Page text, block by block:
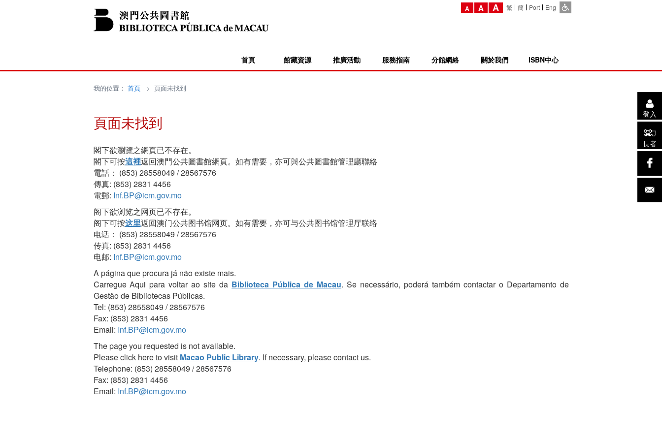
A A A 繁 簡 Port Eng
首頁 館藏資源 推廣活動 服務指南 分館網絡 關於我們 ISBN中心
登入
長者
我的位置： 首頁> 頁面未找到
頁面未找到
閣下欲瀏覽之網頁已不存在。
閣下可按這裡返回澳門公共圖書館網頁。如有需要，亦可與公共圖書館管理廳聯絡
電話： (853) 28558049 / 28567576
傳真: (853) 2831 4456
電郵: Inf.BP@icm.gov.mo
阁下欲浏览之网页已不存在。
阁下可按这里返回澳门公共图书馆网页。如有需要，亦可与公共图书馆管理厅联络
电话： (853) 28558049 / 28567576
传真: (853) 2831 4456
电邮: Inf.BP@icm.gov.mo
A página que procura já não existe mais.
Carregue Aqui para voltar ao site da Biblioteca Pública de Macau. Se necessário, poderá também contactar o Departamento de
Gestão de Bibliotecas Públicas.
Tel: (853) 28558049 / 28567576
Fax: (853) 2831 4456
Email: Inf.BP@icm.gov.mo
The page you requested is not available.
Please click here to visit Macao Public Library. If necessary, please contact us.
Telephone: (853) 28558049 / 28567576
Fax: (853) 2831 4456
Email: Inf.BP@icm.gov.mo